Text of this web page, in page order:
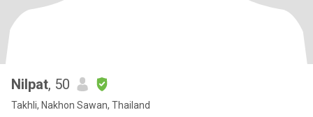
Nilpat, 50
Takhli, Nakhon Sawan, Thailand